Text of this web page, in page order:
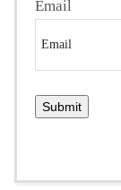
Email